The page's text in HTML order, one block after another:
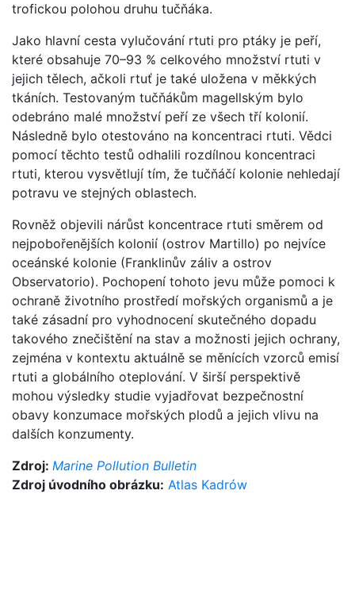
trofickou polohou druhu tučňáka.
Jako hlavní cesta vylučování rtuti pro ptáky je peří,
které obsahuje 70–93 % celkového množství rtuti v
jejich tělech, ačkoli rtuť je také uložena v měkkých
tkáních. Testovaným tučňákům magellským bylo
odebráno malé množství peří ze všech tří kolonií.
Následně bylo otestováno na koncentraci rtuti. Vědci
pomocí těchto testů odhalili rozdílnou koncentraci
rtuti, kterou vysvětlují tím, že tučňáčí kolonie nehledají
potravu ve stejných oblastech.
Rovněž objevili nárůst koncentrace rtuti směrem od
nejpobořenějších kolonií (ostrov Martillo) po nejvíce
oceánské kolonie (Franklinův záliv a ostrov
Observatorio). Pochopení tohoto jevu může pomoci k
ochraně životního prostředí mořských organismů a je
také zásadní pro vyhodnocení skutečného dopadu
takového znečištění na stav a možnosti jejich ochrany,
zejména v kontextu aktuálně se měnících vzorců emisí
rtuti a globálního oteplování. V širší perspektivě
mohou výsledky studie vyjadřovat bezpečnostní
obavy konzumace mořských plodů a jejich vlivu na
dalších konzumenty.
Zdroj: Marine Pollution Bulletin
Zdroj úvodního obrázku: Atlas Kadrów